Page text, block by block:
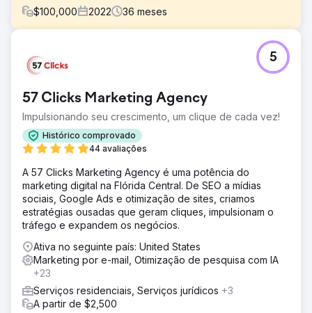
$100,000 2022 36 meses
A Rope Company, uma varejista de produtos para casa
especializada em artigos de corda de alta qualidade,
objetivo era criar um visual coeso e atemporal que
refletisse sua missão e valores, ao mesmo tempo em que
aumentava o conhecimento da marca, aprimorava a
experiência do usuário e impulsionava o crescimento da
receita.
Solução
A Anchour entregou uma atualização completa da marca,
incluindo novos logotipos, submarcas, uma paleta de
cores e uma estratégia de marca. Eles redesenharam o
site da The Rope Company, migrando-o do
WooCommerce para o Shopify com UX/UI aprimorado,
navegação aprimorada e integração de SEO. A Anchour
também gerenciou anúncios do Facebook, Instagram e
YouTube e executou campanhas de marketing por e-mail.
Sua equipe garantiu que todos os esforços estivessem
alinhados com a nova marca, criando um visual coeso e
57 Clicks Marketing Agency
Impulsionando seu crescimento, um clique de cada vez!
Histórico comprovado
44 avaliações
5
A 57 Clicks Marketing Agency é uma potência do
marketing digital na Flórida Central. De SEO a mídias
sociais, Google Ads e otimização de sites, criamos
estratégias ousadas que geram cliques, impulsionam o
tráfego e expandem os negócios.
Ativa no seguinte país: United States
Marketing por e-mail, Otimização de pesquisa com IA
+23
Serviços residenciais, Serviços jurídicos +3
A partir de $2,500